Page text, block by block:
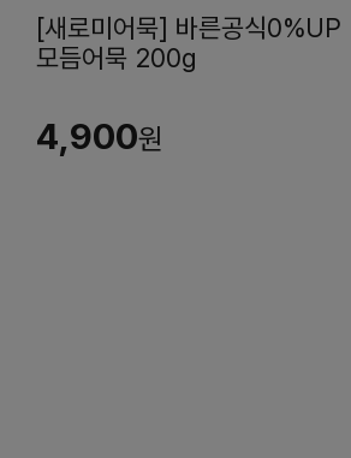
[새로미어묵] 바른공식0%UP
모듬어묵 200g
4,900원